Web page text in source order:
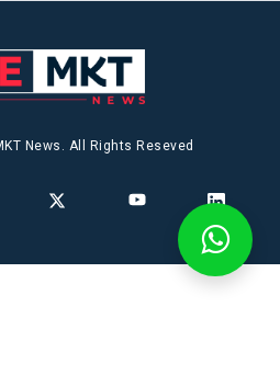
News. All Rights Reseved